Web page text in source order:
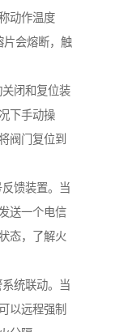
动作温度
片会熔断，触
闭和复位装
下手动操
阀门复位到
馈装置。当
送一个电信
态，了解火
统联动。当
以远程强制